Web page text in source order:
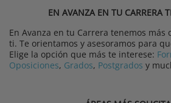
EN AVANZA EN TU CARRERA
En Avanza en tu Carrera tenemos más
ti. Te orientamos y asesoramos para
Elige la opción que más te interese:
Oposiciones, Grados, Postgrados y